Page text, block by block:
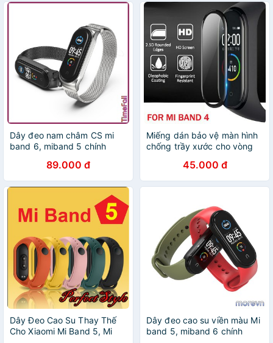
Dây đeo nam châm CS mi
band 6, miband 5 chính
thế mi band 5, mi band 6
viền cong CS
89.000 đ
Miếng dán bảo vệ màn hình
chống trầy xước cho vòng
45.000 đ
Dây Đeo Cao Su Thay Thế
Cho Xiaomi Mi Band 5, Mi
Dây đeo cao su viền màu Mi
band 5, miband 6 chính